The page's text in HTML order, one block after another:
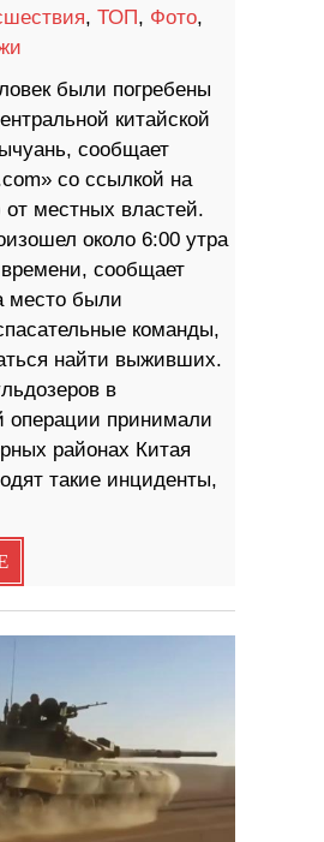
, ТОП, Фото,
были погребены
китайской
сообщает
со ссылкой на
местных властей.
около 6:00 утра
сообщает
место были
команды,
найти выживших.
в
операции принимали
районах Китая
такие инциденты,